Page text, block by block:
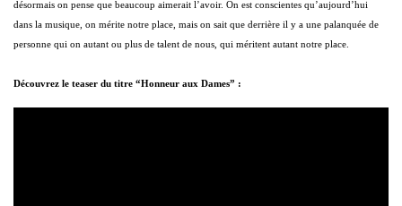
désormais on pense que beaucoup aimerait l’avoir. On est conscientes qu’aujourd’hui
dans la musique, on mérite notre place, mais on sait que derrière il y a une palanquée de
personne qui on autant ou plus de talent de nous, qui méritent autant notre place.
Découvrez le teaser du titre “Honneur aux Dames” :